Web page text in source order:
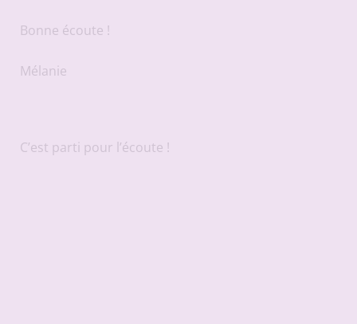
Bonne écoute !
Mélanie
C’est parti pour l’écoute !